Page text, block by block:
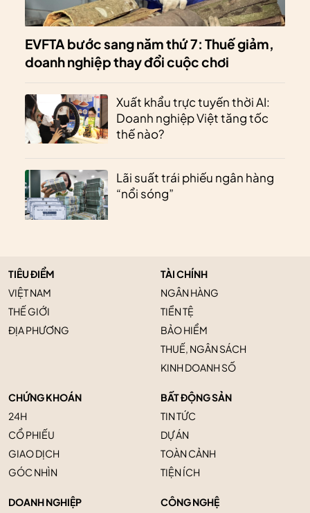
EVFTA bước sang năm thứ 7: Thuế giảm,
doanh nghiệp thay đổi cuộc chơi
Xuất khẩu trực tuyến thời AI:
Doanh nghiệp Việt tăng tốc
thế nào?
Lãi suất trái phiếu ngân hàng
“nổi sóng”
TIÊU ĐIỂM
VIỆT NAM
THẾ GIỚI
ĐỊA PHƯƠNG
TÀI CHÍNH
NGÂN HÀNG
TIỀN TỆ
BẢO HIỂM
THUẾ, NGÂN SÁCH
KINH DOANH SỐ
CHỨNG KHOÁN
24H
CỔ PHIẾU
GIAO DỊCH
GÓC NHÌN
BẤT ĐỘNG SẢN
TIN TỨC
DỰ ÁN
TOÀN CẢNH
TIỆN ÍCH
DOANH NGHIỆP
CÔNG NGHỆ